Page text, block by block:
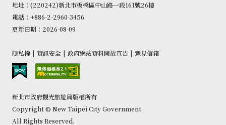
地址：(220242)新北市板橋區中山路一段161號26樓
電話：+886-2-2960-3456
更新日期：2026-08-09
隱私權 資訊安全 政府網站資料開放宣告 意見信箱
新北市政府觀光旅遊局版權所有
Copyright © New Taipei City Government.
All Rights Reserved.